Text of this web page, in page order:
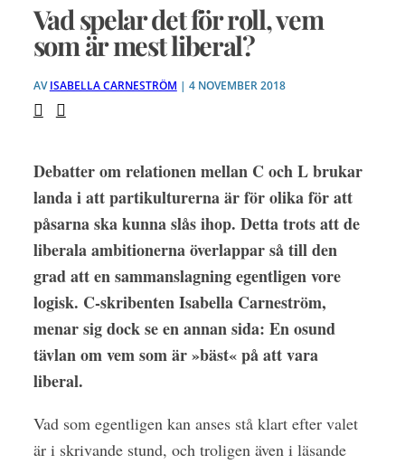
Vad spelar det för roll, vem
som är mest liberal?
AVISABELLA CARNESTRÖM | 4 NOVEMBER 2018
Debatter om relationen mellan C och L brukar
landa i att partikulturerna är för olika för att
påsarna ska kunna slås ihop. Detta trots att de
liberala ambitionerna överlappar så till den
grad att en sammanslagning egentligen vore
logisk. C-skribenten Isabella Carneström,
menar sig dock se en annan sida: En osund
tävlan om vem som är »bäst« på att vara
liberal.
Vad som egentligen kan anses stå klart efter valet
är i skrivande stund, och troligen även i läsande